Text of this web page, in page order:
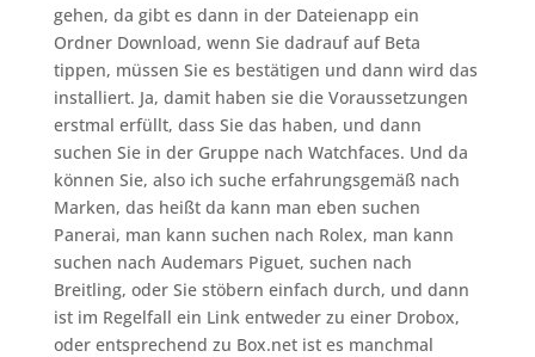
gehen, da gibt es dann in der Dateienapp ein
Ordner Download, wenn Sie dadrauf auf Beta
tippen, müssen Sie es bestätigen und dann wird das
installiert. Ja, damit haben sie die Voraussetzungen
erstmal erfüllt, dass Sie das haben, und dann
suchen Sie in der Gruppe nach Watchfaces. Und da
können Sie, also ich suche erfahrungsgemäß nach
Marken, das heißt da kann man eben suchen
Panerai, man kann suchen nach Rolex, man kann
suchen nach Audemars Piguet, suchen nach
Breitling, oder Sie stöbern einfach durch, und dann
ist im Regelfall ein Link entweder zu einer Drobox,
oder entsprechend zu Box.net ist es manchmal